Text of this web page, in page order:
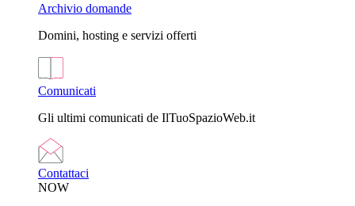
Archivio domande
Domini, hosting e servizi offerti
Comunicati
Gli ultimi comunicati de IlTuoSpazioWeb.it
Contattaci
NOW